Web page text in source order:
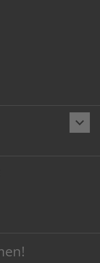
keyboard_arrow_down
auf Toner und Tinte
da, wo Ihre Kinder einen